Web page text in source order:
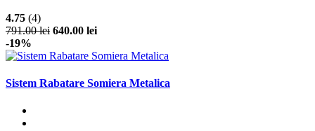
4.75 (4)
791.00 lei 640.00 lei
-19%
Sistem Rabatare Somiera Metalica